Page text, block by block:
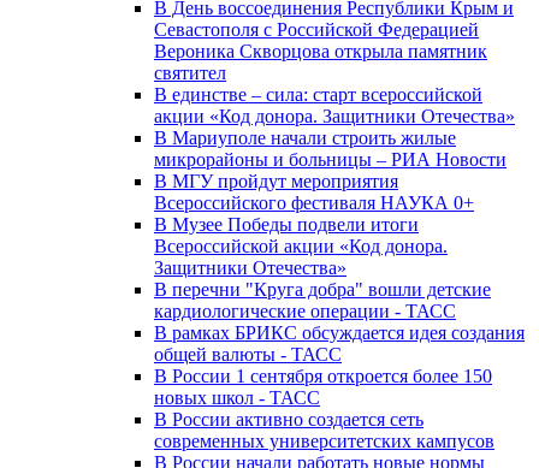
В День воссоединения Республики Крым и
Севастополя с Российской Федерацией
Вероника Скворцова открыла памятник
святител
В единстве – сила: старт всероссийской
акции «Код донора. Защитники Отечества»
В Мариуполе начали строить жилые
микрорайоны и больницы – РИА Новости
В МГУ пройдут мероприятия
Всероссийского фестиваля НАУКА 0+
В Музее Победы подвели итоги
Всероссийской акции «Код донора.
Защитники Отечества»
В перечни "Круга добра" вошли детские
кардиологические операции - ТАСС
В рамках БРИКС обсуждается идея создания
общей валюты - ТАСС
В России 1 сентября откроется более 150
новых школ - ТАСС
В России активно создается сеть
современных университетских кампусов
В России начали работать новые нормы